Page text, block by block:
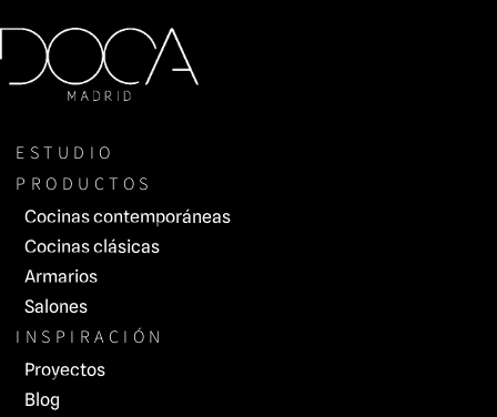
Saltar
al
ESTUDIO
PRODUCTOS
Cocinas contemporáneas
Cocinas clásicas
Armarios
Salones
INSPIRACIÓN
Proyectos
Blog